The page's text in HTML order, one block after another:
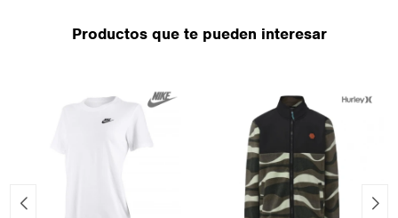
Productos que te pueden interesar